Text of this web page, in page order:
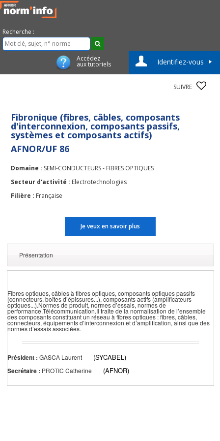
Recherche :
Accédez
aux tutoriels Identifiez-vous
SUIVRE
Fibronique (fibres, câbles, composants
d'interconnexion, composants passifs,
systèmes et composants actifs)
AFNOR/UF 86
Domaine : SEMI-CONDUCTEURS - FIBRES OPTIQUES
Secteur d'activité : Electrotechnologies
Filière : Française
Je veux en savoir plus
Présentation
Fibres optiques, câbles à fibres optiques, composants optiques passifs
(connecteurs, boîtes d’épissures...), composants actifs (amplificateurs
optiques...).Normes de produit, normes d’essais, normes de
performance.Télécommunication.Il traite de la normalisation de l’ensemble
des composants constituant un réseau à fibres optiques : fibres, câbles,
connecteurs, équipements d’interconnexion et d’amplification, ainsi que des
normes d’essais associées.
Président : GASCA Laurent (SYCABEL)
Secrétaire : PROTIC Catherine (AFNOR)